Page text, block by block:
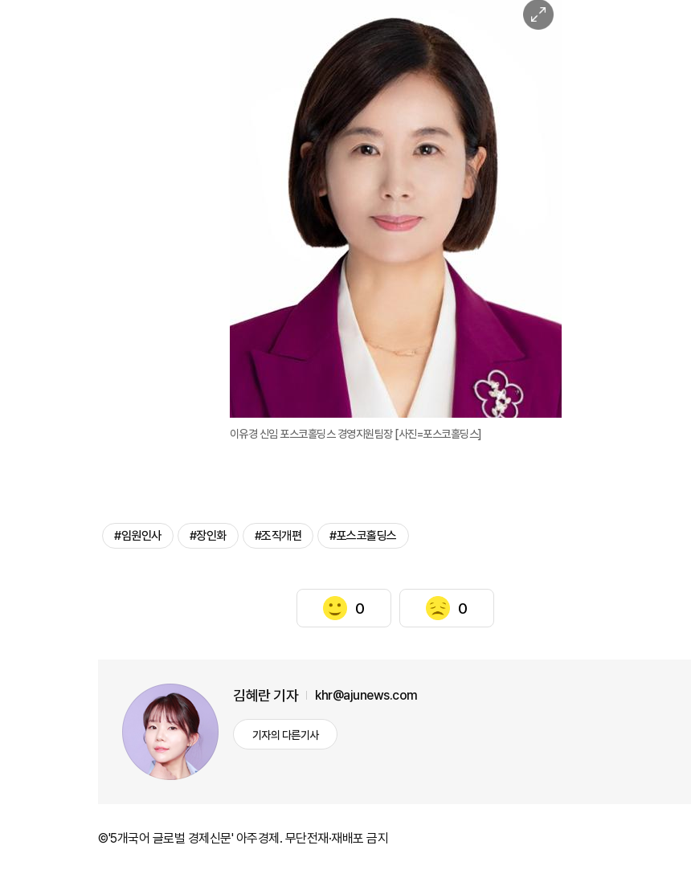
이
미
이유경 신임 포스코홀딩스 경영지원팀장 [사진=포스코홀딩스]
#임원인사 #장인화 #조직개편 #포스코홀딩스
0 0
김혜란 기자 khr@ajunews.com
기자의 다른기사
©'5개국어 글로벌 경제신문' 아주경제. 무단전재·재배포 금지